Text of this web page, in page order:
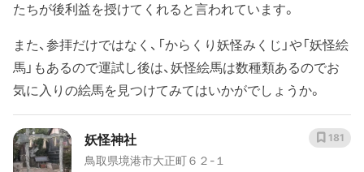
たちが後利益を授けてくれると言われています。
また、参拝だけではなく、「からくり妖怪みくじ」や「妖怪絵
馬」もあるので運試し後は、妖怪絵馬は数種類あるのでお
気に入りの絵馬を見つけてみてはいかがでしょうか。
妖怪神社
鳥取県境港市大正町６２-１
181